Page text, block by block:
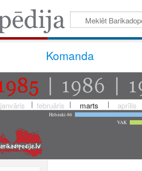
Komanda
janvāris februāris marts aprīlis
Helsinki-86
VAK